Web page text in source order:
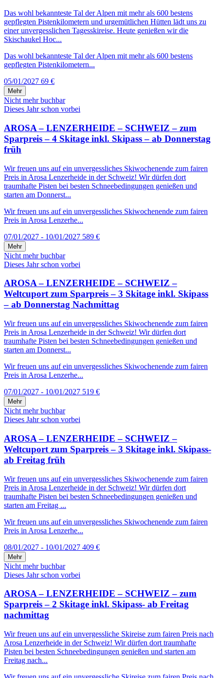
Das wohl bekannteste Tal der Alpen mit mehr als 600 bestens
gepflegten Pistenkilometern und urgemütlichen Hütten lädt uns zu
einer unvergesslichen Tagesskireise. Heute genießen wir die
Skischaukel Hoc...
Das wohl bekannteste Tal der Alpen mit mehr als 600 bestens
gepflegten Pistenkilometern...
05/01/2027 69 €
Mehr
Nicht mehr buchbar
Dieses Jahr schon vorbei
AROSA – LENZERHEIDE – SCHWEIZ – zum
Sparpreis – 4 Skitage inkl. Skipass – ab Donnerstag
früh
Wir freuen uns auf ein unvergessliches Skiwochenende zum fairen
Preis in Arosa Lenzerheide in der Schweiz! Wir dürfen dort
traumhafte Pisten bei besten Schneebedingungen genießen und
starten am Donnerst...
Wir freuen uns auf ein unvergessliches Skiwochenende zum fairen
Preis in Arosa Lenzerhe...
07/01/2027 - 10/01/2027 589 €
Mehr
Nicht mehr buchbar
Dieses Jahr schon vorbei
AROSA – LENZERHEIDE – SCHWEIZ –
Weltcuport zum Sparpreis – 3 Skitage inkl. Skipass
– ab Donnerstag Nachmittag
Wir freuen uns auf ein unvergessliches Skiwochenende zum fairen
Preis in Arosa Lenzerheide in der Schweiz! Wir dürfen dort
traumhafte Pisten bei besten Schneebedingungen genießen und
starten am Donnerst...
Wir freuen uns auf ein unvergessliches Skiwochenende zum fairen
Preis in Arosa Lenzerhe...
07/01/2027 - 10/01/2027 519 €
Mehr
Nicht mehr buchbar
Dieses Jahr schon vorbei
AROSA – LENZERHEIDE – SCHWEIZ –
Weltcuport zum Sparpreis – 3 Skitage inkl. Skipass-
ab Freitag früh
Wir freuen uns auf ein unvergessliches Skiwochenende zum fairen
Preis in Arosa Lenzerheide in der Schweiz! Wir dürfen dort
traumhafte Pisten bei besten Schneebedingungen genießen und
starten am Freitag ...
Wir freuen uns auf ein unvergessliches Skiwochenende zum fairen
Preis in Arosa Lenzerhe...
08/01/2027 - 10/01/2027 409 €
Mehr
Nicht mehr buchbar
Dieses Jahr schon vorbei
AROSA – LENZERHEIDE – SCHWEIZ – zum
Sparpreis – 2 Skitage inkl. Skipass- ab Freitag
nachmittag
Wir freuen uns auf ein unvergessliche Skireise zum fairen Preis nach
Arosa Lenzerheide in der Schweiz! Wir dürfen dort traumhafte
Pisten bei besten Schneebedingungen genießen und starten am
Freitag nach...